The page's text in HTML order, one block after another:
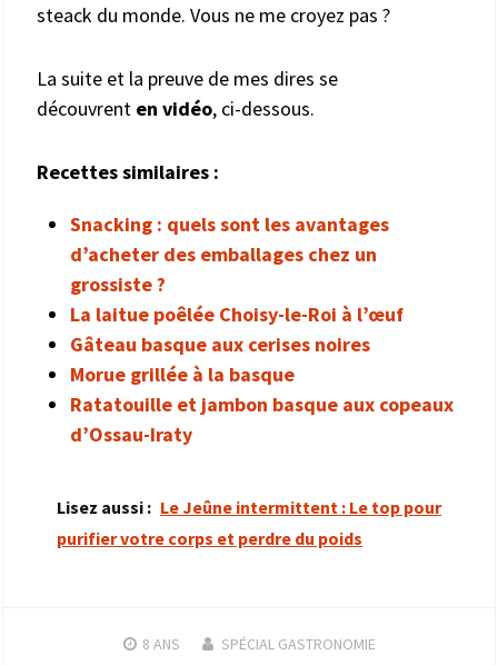
steack du monde. Vous ne me croyez pas ?
La suite et la preuve de mes dires se
découvrent en vidéo, ci-dessous.
Recettes similaires :
Snacking : quels sont les avantages
d’acheter des emballages chez un
grossiste ?
La laitue poêlée Choisy-le-Roi à l’œuf
Gâteau basque aux cerises noires
Morue grillée à la basque
Ratatouille et jambon basque aux copeaux
d’Ossau-Iraty
Lisez aussi : Le Jeûne intermittent : Le top pour
purifier votre corps et perdre du poids
8 ANS SPÉCIAL GASTRONOMIE